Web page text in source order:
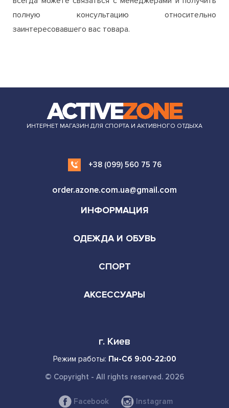
полную консультацию относительно
заинтересовавшего вас товара.
ИНТЕРНЕТ МАГАЗИН ДЛЯ СПОРТА И АКТИВНОГО ОТДЫХА
+38 (099) 560 75 76
order.azone.com.ua@gmail.com
ИНФОРМАЦИЯ
ОДЕЖДА И ОБУВЬ
СПОРТ
АКСЕССУАРЫ
г. Киев
Режим работы: Пн-Сб 9:00-22:00
© Copyright - All rights reserved. 2026
Facebook Instagram